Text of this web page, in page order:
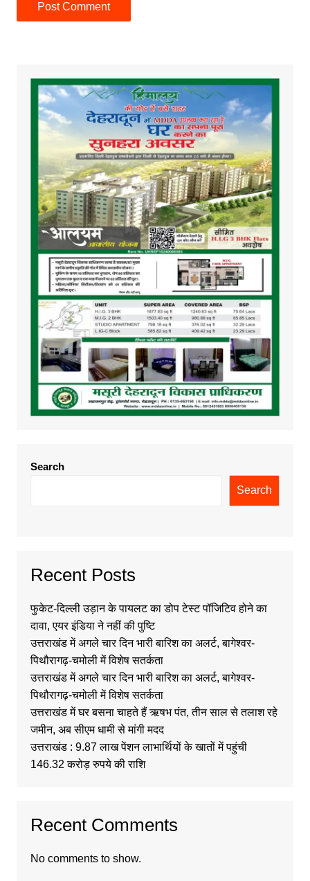
Search
Search
Recent Posts
फुकेट-दिल्ली उड़ान के पायलट का डोप टेस्ट पॉजिटिव होने का
दावा, एयर इंडिया ने नहीं की पुष्टि
उत्तराखंड में अगले चार दिन भारी बारिश का अलर्ट, बागेश्वर-
पिथौरागढ़-चमोली में विशेष सतर्कता
उत्तराखंड में अगले चार दिन भारी बारिश का अलर्ट, बागेश्वर-
पिथौरागढ़-चमोली में विशेष सतर्कता
उत्तराखंड में घर बसना चाहते हैं ऋषभ पंत, तीन साल से तलाश रहे
जमीन, अब सीएम धामी से मांगी मदद
उत्तराखंड : 9.87 लाख पेंशन लाभार्थियों के खातों में पहुंची
146.32 करोड़ रुपये की राशि
Recent Comments
No comments to show.